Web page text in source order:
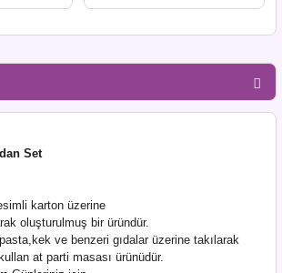
Set
karton üzerine
oluşturulmuş bir üründür.
ve benzeri gıdalar üzerine takılarak
at parti masası ürünüdür.